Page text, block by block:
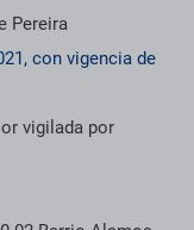
Pereira
con vigencia de
vigilada por